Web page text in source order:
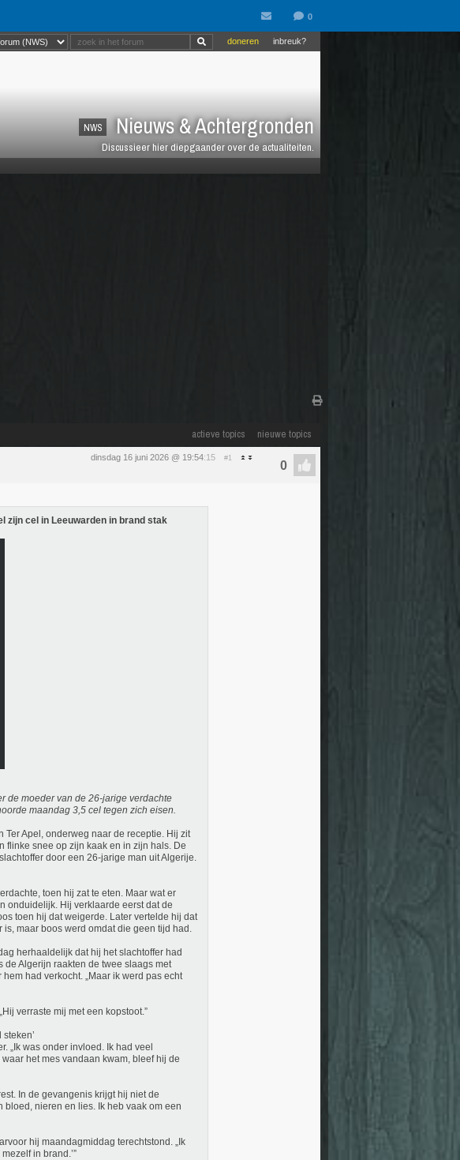
NWS Nieuws & Achtergronden
Discussieer hier diepgaander over de actualiteiten.
inbreuk?
doneren
actieve topics nieuwe topics
dinsdag 16 juni 2026 @ 19:54:15 #1
zijn cel in Leeuwarden in brand stak
de moeder van de 26-jarige verdachte
maandag 3,5 cel tegen zich eisen.
Ter Apel, onderweg naar de receptie. Hij zit
flinke snee op zijn kaak en in zijn hals. De
door een 26-jarige man uit Algerije.
toen hij zat te eten. Maar wat er
onduidelijk. Hij verklaarde eerst dat de
toen hij dat weigerde. Later vertelde hij dat
maar boos werd omdat die geen tijd had.
herhaaldelijk dat hij het slachtoffer had
Algerijn raakten de twee slaags met
had verkocht. „Maar ik werd pas echt
verraste mij met een kopstoot.”
„Ik was onder invloed. Ik had veel
het mes vandaan kwam, bleef hij de
In de gevangenis krijgt hij niet de
bloed, nieren en lies. Ik heb vaak om een
hij maandagmiddag terechtstond. „Ik
in brand.’”